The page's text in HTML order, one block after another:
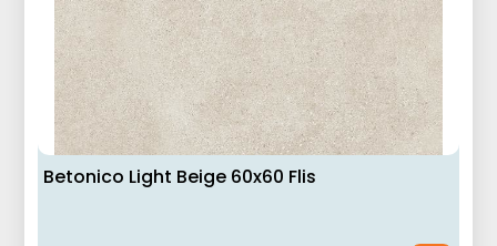
Betonico Light Beige 60x60 Flis